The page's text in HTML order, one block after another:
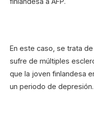
En este caso, se trata
sufre de múltiples
que la joven finlandesa
un periodo de depresión.